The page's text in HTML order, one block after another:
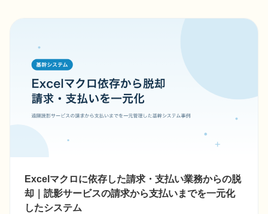
Excelマクロに依存した請求・支払い業務からの脱
却｜読影サービスの請求から支払いまでを一元化
したシステム